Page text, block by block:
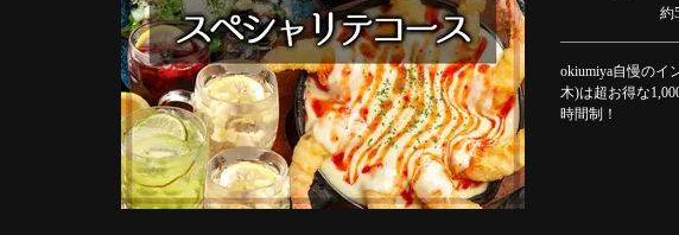
約
okiumiya自慢のイ
木)は超お得な
時間制！